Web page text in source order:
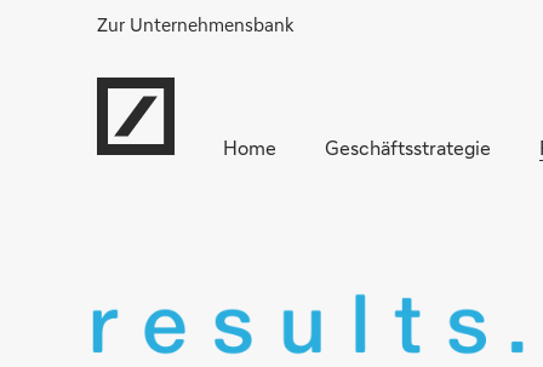
Zur Unternehmensbank
Home Geschäftsstrategie